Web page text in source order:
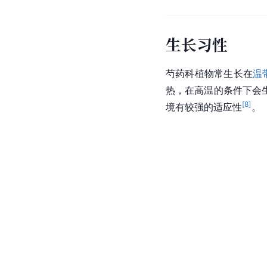
生长习性
芍药科植物常生长在温
热，在高温的条件下会
境有较强的适应性[8] 。